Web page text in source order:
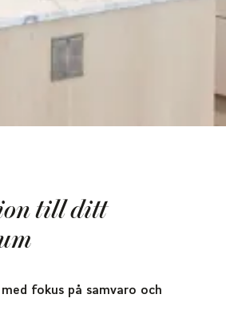
till ditt
fokus på samvaro och